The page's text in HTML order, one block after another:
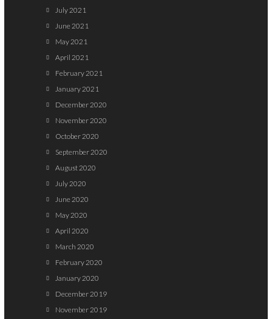
July 2021
June 2021
May 2021
April 2021
February 2021
January 2021
December 2020
November 2020
October 2020
September 2020
August 2020
July 2020
June 2020
May 2020
April 2020
March 2020
February 2020
January 2020
December 2019
November 2019